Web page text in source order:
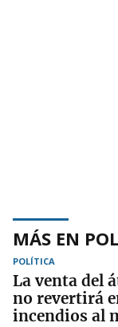
MÁS EN
POLÍTICA
La venta del
no revertirá
incendios al